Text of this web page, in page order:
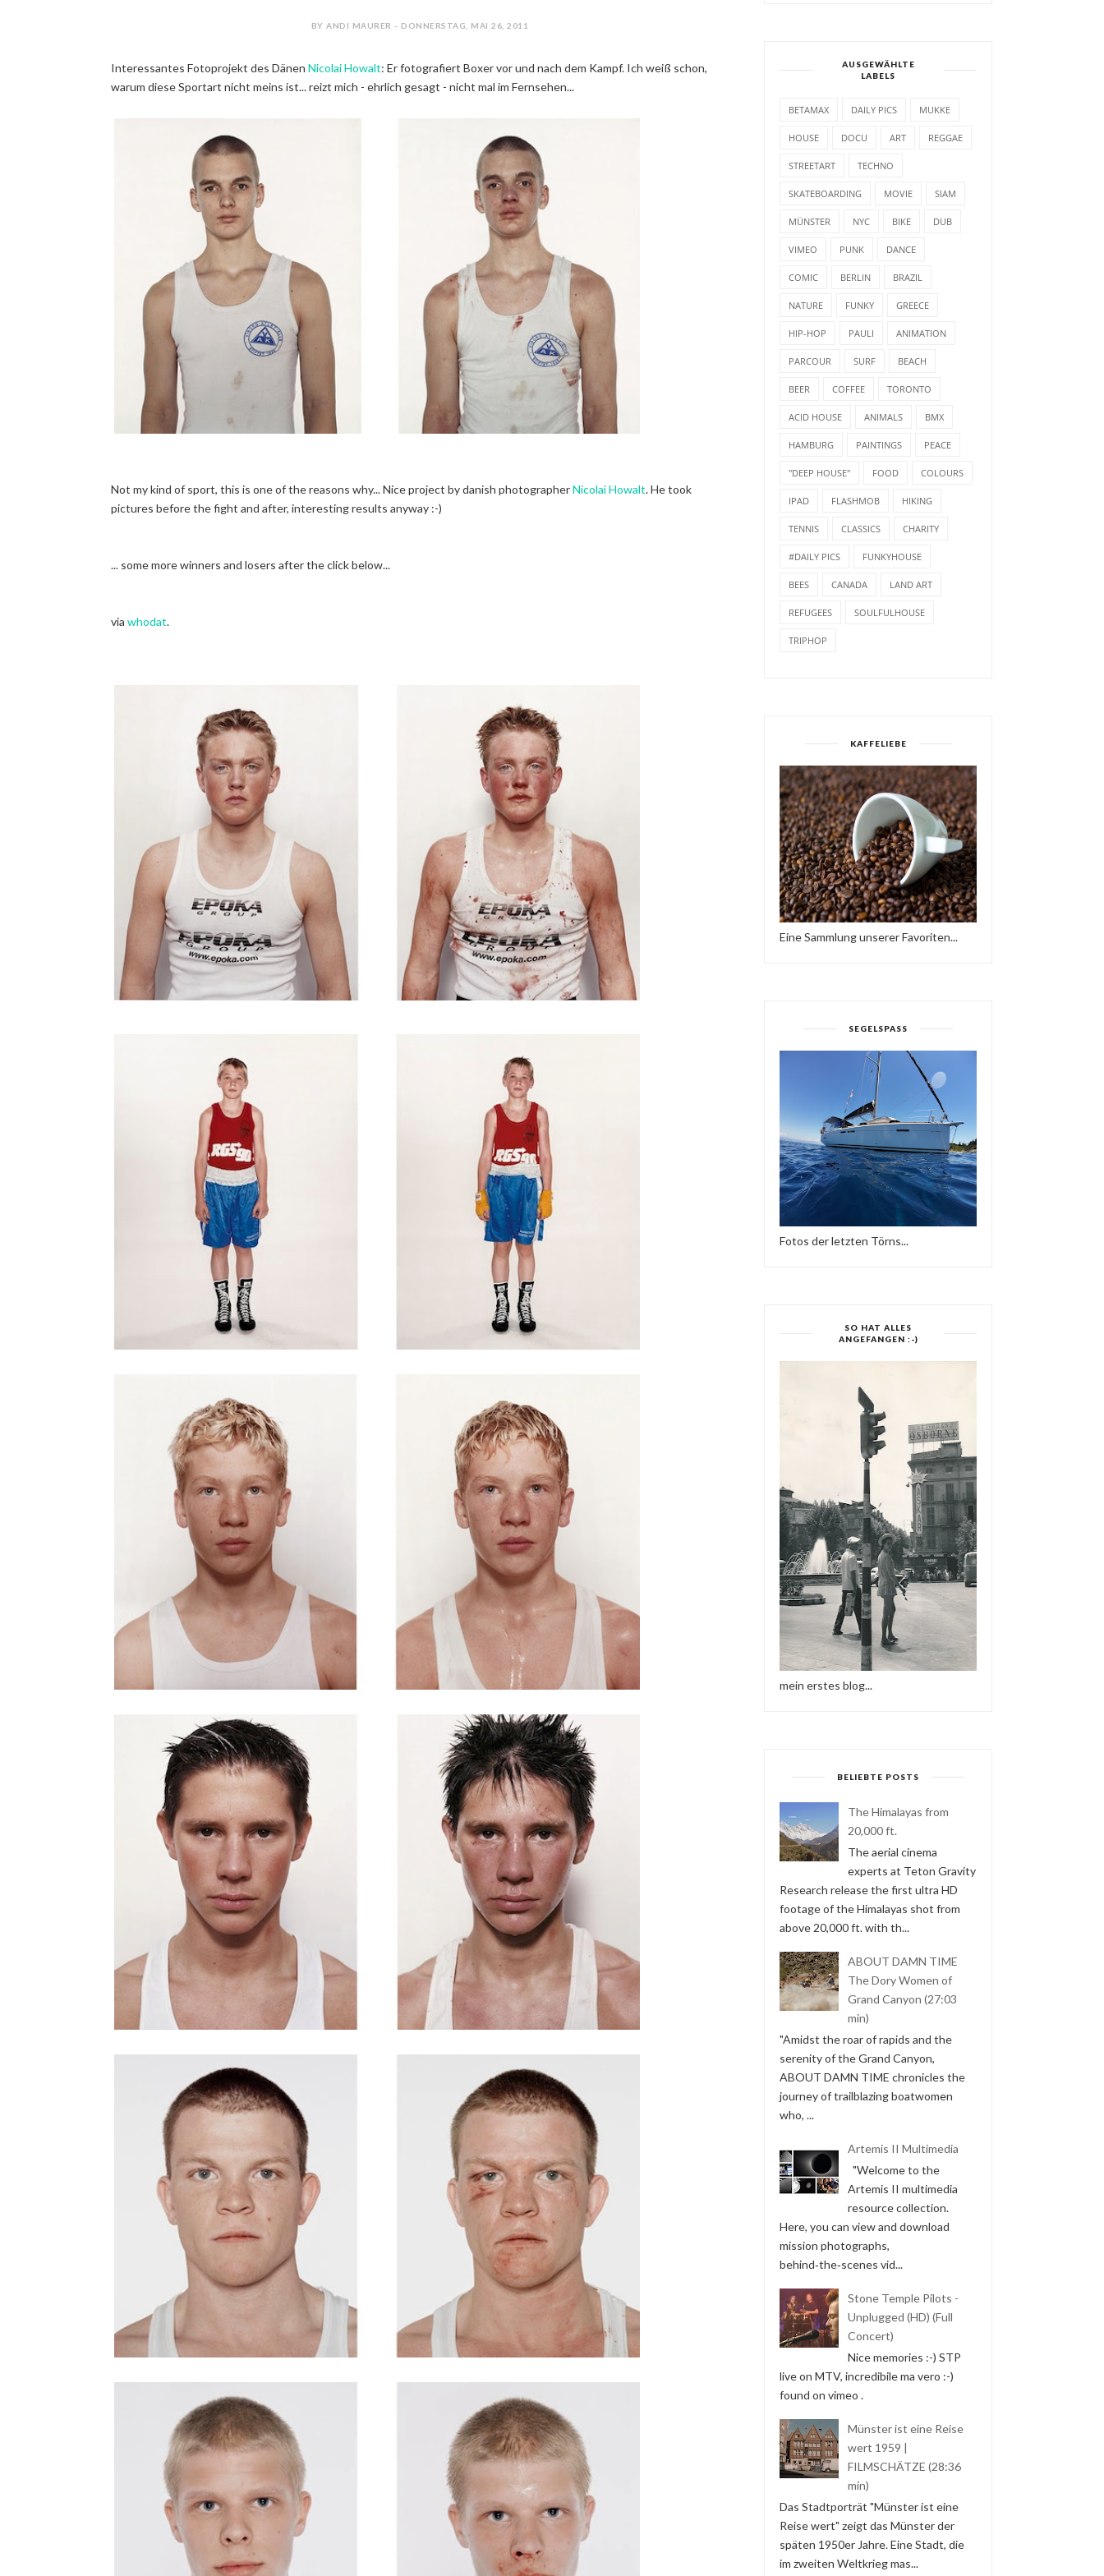
BY ANDI MAURER - DONNERSTAG, MAI 26, 2011
Interessantes Fotoprojekt des Dänen Nicolai Howalt: Er fotografiert Boxer vor und nach dem Kampf. Ich weiß schon,
warum diese Sportart nicht meins ist... reizt mich - ehrlich gesagt - nicht mal im Fernsehen...
Not my kind of sport, this is one of the reasons why... Nice project by danish photographerNicolai Howalt. He took
pictures before the fight and after, interesting results anyway :-)
... some more winners and losers after the click below...
via whodat.
AUSGEWÄHLTE
LABELS
BETAMAX DAILY PICS MUKKE
HOUSE DOCU ART REGGAE
STREETART TECHNO
SKATEBOARDING MOVIE SIAM
MÜNSTER NYC BIKE DUB
VIMEO PUNK DANCE
COMIC BERLIN BRAZIL
NATURE FUNKY GREECE
HIP-HOP PAULI ANIMATION
PARCOUR SURF BEACH
BEER COFFEE TORONTO
ACID HOUSE ANIMALS BMX
HAMBURG PAINTINGS PEACE
"DEEP HOUSE" FOOD COLOURS
IPAD FLASHMOB HIKING
TENNIS CLASSICS CHARITY
#DAILY PICS FUNKYHOUSE
BEES CANADA LAND ART
REFUGEES SOULFULHOUSE
TRIPHOP
KAFFELIEBE
Eine Sammlung unserer Favoriten...
SEGELSPASS
Fotos der letzten Törns...
SO HAT ALLES
ANGEFANGEN :-)
mein erstes blog...
BELIEBTE POSTS
The Himalayas from
20,000 ft.
The aerial cinema
experts at Teton Gravity
Research release the first ultra HD
footage of the Himalayas shot from
above 20,000 ft. with th...
ABOUT DAMN TIME
The Dory Women of
Grand Canyon (27:03
min)
"Amidst the roar of rapids and the
serenity of the Grand Canyon,
ABOUT DAMN TIME chronicles the
journey of trailblazing boatwomen
who, ...
Artemis II Multimedia
"Welcome to the
Artemis II multimedia
resource collection.
Here, you can view and download
mission photographs,
behind‑the‑scenes vid...
Stone Temple Pilots -
Unplugged (HD) (Full
Concert)
Nice memories :-) STP
live on MTV, incredibile ma vero :-)
found on vimeo .
Münster ist eine Reise
wert 1959 |
FILMSCHÄTZE (28:36
min)
Das Stadtporträt "Münster ist eine
Reise wert" zeigt das Münster der
späten 1950er Jahre. Eine Stadt, die
im zweiten Weltkrieg mas...